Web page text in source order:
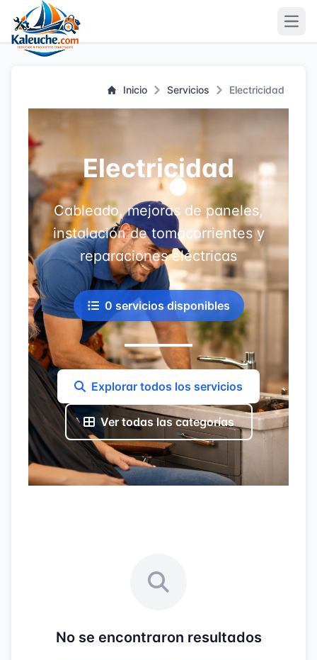
Inicio Servicios Electricidad
Electricidad
Cableado, mejoras de paneles,
instalación de tomacorrientes y
reparaciones eléctricas
0 servicios disponibles
Explorar todos los servicios
Ver todas las categorías
No se encontraron resultados